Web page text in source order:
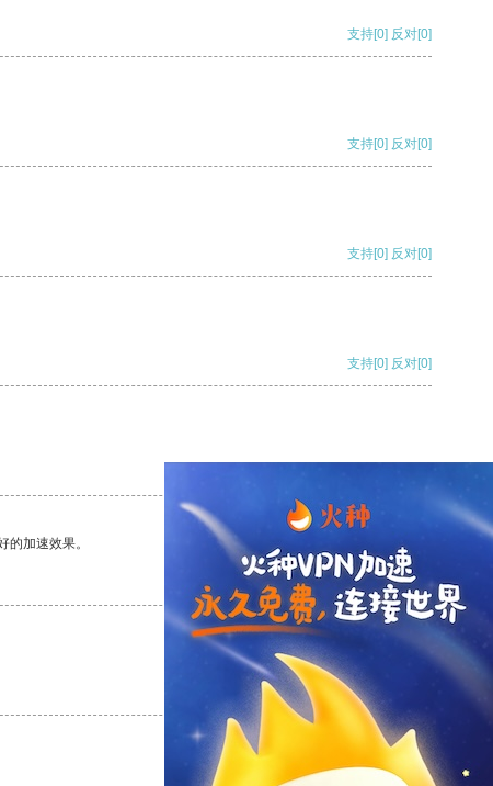
支持[0] 反对[0]
支持[0] 反对[0]
支持[0] 反对[0]
支持[0] 反对[0]
加速效果。
支持 [0] 反对 [0]
支持